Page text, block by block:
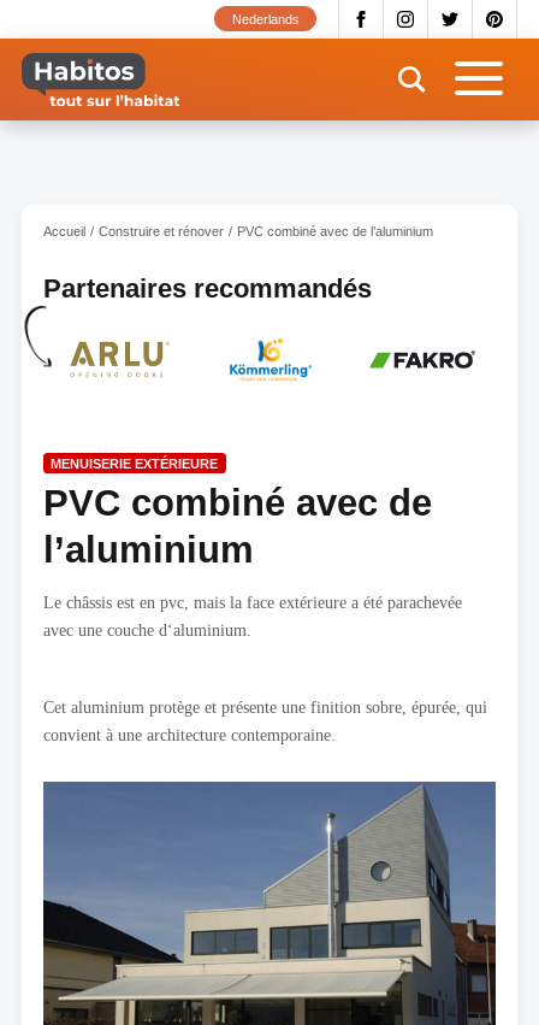
contenu
principal
Nederlands
Accueil Construire et rénover PVC combiné avec de l’aluminium
Partenaires recommandés
MENUISERIE EXTÉRIEURE
PVC combiné avec de
l’aluminium
Le châssis est en pvc, mais la face extérieure a été parachevée
avec une couche d‘aluminium.
Cet aluminium protège et présente une finition sobre, épurée, qui
convient à une architecture contemporaine.